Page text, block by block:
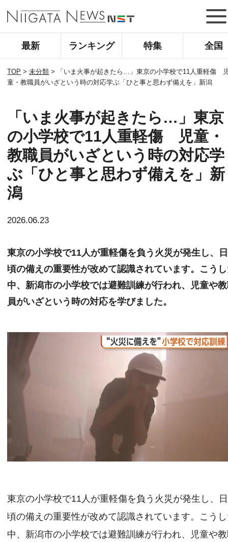
最新 ランキング 特集 全国
TOP >未分類 >
「いま火事が起きたら…」東京の小学校で11人重軽傷
童・教職員がいざという時の対応学ぶ「ひと事と思わず備えを」新潟
「いま火事が起きたら…」東京
の小学校で11人重軽傷 児童・
教職員がいざという時の対応学
ぶ「ひと事と思わず備えを」新
潟
2026.06.23
東京の小学校で11人が重軽傷を負う火災が発生し、日
頃の備えの重要性が改めて認識されています。こう
中、新潟市の小学校では避難訓練が行われ、児童や
員がいざという時の対応を学びました。
東京の小学校で11人が重軽傷を負う火災が発生し、日
頃の備えの重要性が改めて認識されています。こう
中、新潟市の小学校では避難訓練が行われ、児童や